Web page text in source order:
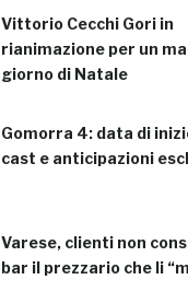
Vittorio Cecchi Gori in
rianimazione per un
giorno di Natale
Gomorra 4: data di
cast e anticipazioni
Varese, clienti non
bar il prezzario che li